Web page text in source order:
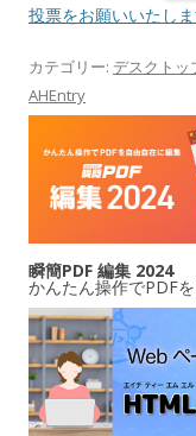
投票をお願いいたし
カテゴリー: デスクトッ
AHEntry
瞬簡PDF 編集 2024
かんたん操作でPDF